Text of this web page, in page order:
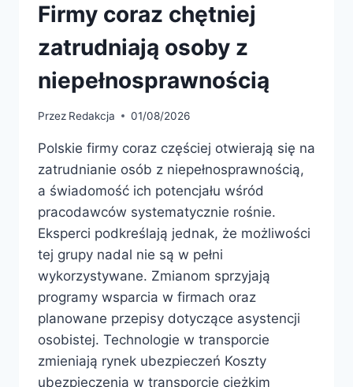
Firmy coraz chętniej
zatrudniają osoby z
niepełnosprawnością
Przez Redakcja 01/08/2026
Polskie firmy coraz częściej otwierają się na
zatrudnianie osób z niepełnosprawnością,
a świadomość ich potencjału wśród
pracodawców systematycznie rośnie.
Eksperci podkreślają jednak, że możliwości
tej grupy nadal nie są w pełni
wykorzystywane. Zmianom sprzyjają
programy wsparcia w firmach oraz
planowane przepisy dotyczące asystencji
osobistej. Technologie w transporcie
zmieniają rynek ubezpieczeń Koszty
ubezpieczenia w transporcie ciężkim